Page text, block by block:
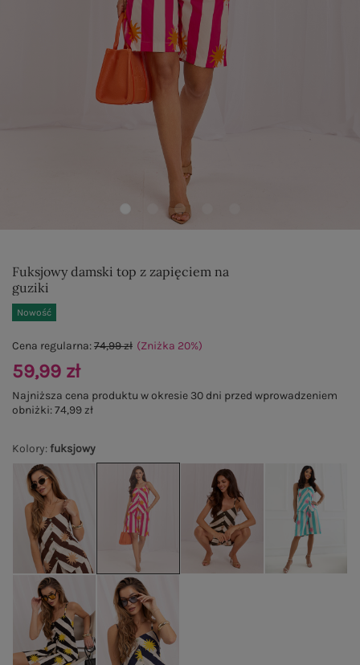
Fuksjowy damski top z zapięciem na
guziki
Nowość
Kolory:fuksjowy
Cena regularna:74,99 zł (Zniżka 20%)
59,99 zł
Najniższa cena produktu w okresie 30 dni przed wprowadzeniem
obniżki:74,99 zł